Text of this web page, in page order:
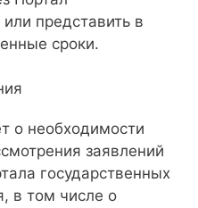
представить в
сроки.
о необходимости
заявлений
государственных
в том числе о